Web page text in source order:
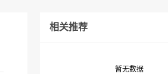
相关推荐
暂无数据